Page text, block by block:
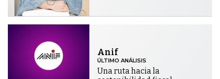
Anif
ÚLTIMO ANÁLISIS
Una ruta hacia la